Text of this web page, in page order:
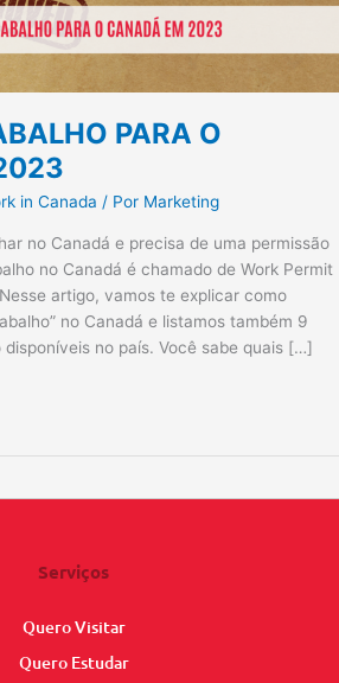
PARA O
in Canada / Por Marketing
no Canadá e precisa de uma permissão
no Canadá é chamado de Work Permit
artigo, vamos te explicar como
no Canadá e listamos também 9
no país. Você sabe quais […]
Serviços
Quero Visitar
Quero Estudar